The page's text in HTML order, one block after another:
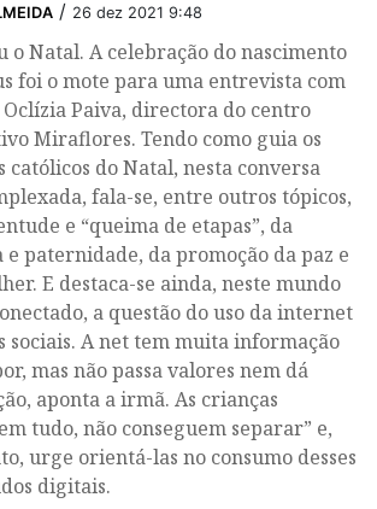
/ 26 dez 2021 9:48
o Natal. A celebração do nascimento
foi o mote para uma entrevista com
Paiva, directora do centro
Miraflores. Tendo como guia os
católicos do Natal, nesta conversa
fala-se, entre outros tópicos,
e “queima de etapas”, da
paternidade, da promoção da paz e
E destaca-se ainda, neste mundo
a questão do uso da internet
sociais. A net tem muita informação
mas não passa valores nem dá
aponta a irmã. As crianças
tudo, não conseguem separar” e,
urge orientá-las no consumo desses
digitais.